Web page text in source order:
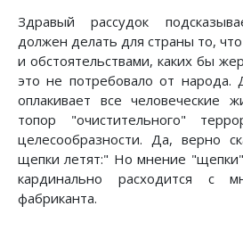
Здравый рассудок
должен делать для страны то,
и обстоятельствами, каких бы
это не потребовало от народа.
оплакивает все человеческие
топор "очистительного"
целесообразности. Да, верно
щепки летят:" Но мнение
кардинально расходится с
фабриканта.